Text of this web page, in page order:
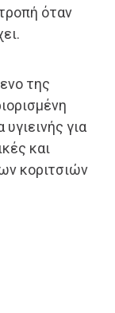
όταν
της
για
και
κοριτσιών